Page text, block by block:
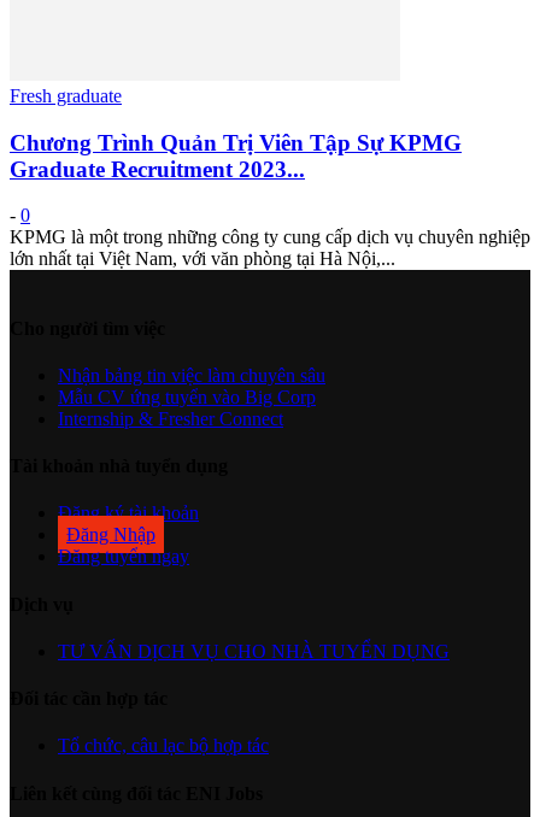
Fresh graduate
Chương Trình Quản Trị Viên Tập Sự KPMG
Graduate Recruitment 2023...
- 0
KPMG là một trong những công ty cung cấp dịch vụ chuyên nghiệp
lớn nhất tại Việt Nam, với văn phòng tại Hà Nội,...
Nhận bảng tin việc làm chuyên sâu
Mẫu CV ứng tuyển vào Big Corp
Internship & Fresher Connect
Đăng ký tài khoản
Đăng Nhập
Đăng tuyển ngay
TƯ VẤN DỊCH VỤ CHO NHÀ TUYỂN DỤNG
Tổ chức, câu lạc bộ hợp tác